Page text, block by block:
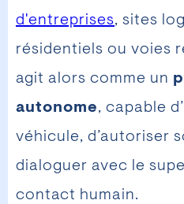
d'entreprises, sites
résidentiels ou voies
agit alors comme un
autonome, capable
véhicule, d’autoriser
dialoguer avec le
contact humain.